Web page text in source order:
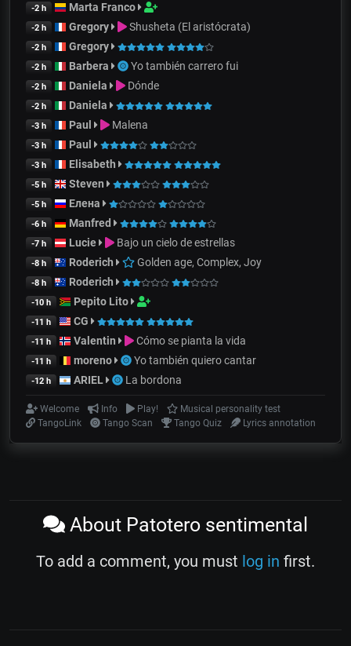
-2 h Marta Franco
-2 h Gregory Shusheta (El aristócrata)
-2 h Gregory
-2 h Barbera Yo también carrero fui
-2 h Daniela Dónde
-2 h Daniela
-3 h Paul Malena
-3 h Paul
-3 h Elisabeth
-5 h Steven
-5 h Елена
-6 h Manfred
-7 h Lucie Bajo un cielo de estrellas
-8 h Roderich Golden age, Complex, Joy
-8 h Roderich
-10 h Pepito Lito
-11 h CG
-11 h Valentin Cómo se pianta la vida
-11 h moreno Yo también quiero cantar
-12 h ARIEL La bordona
Welcome Info Play!
Musical personality test
TangoLink
Tango Scan Tango Quiz Lyrics annotation
About Patotero sentimental
To add a comment, you must log in first.